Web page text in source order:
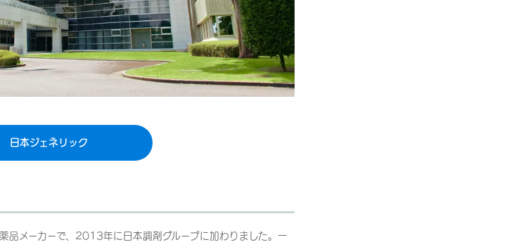
日本ジェネリック
メーカーで、2013年に日本調剤グループに加わりました。一